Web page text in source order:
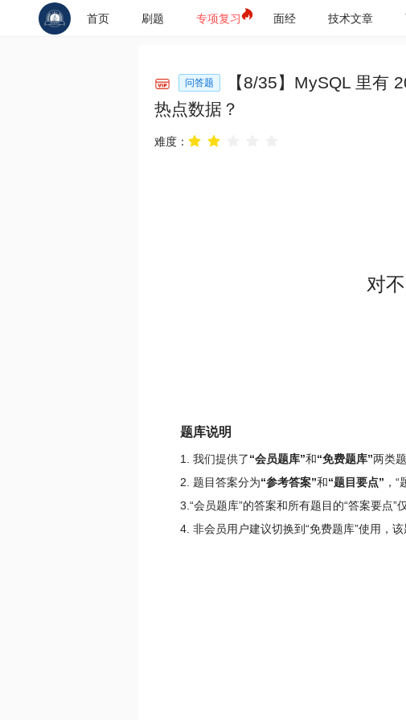
首页 刷题 专项复习 面经 技术文章
问答题 【8/35】 MySQL 里有
热点数据？
难度：
对
题库说明
1. 我们提供了“会员题库”和“免费题库”两类
2. 题目答案分为“参考答案”和“题目要点” ，
3.“会员题库”的答案和所有题目的“答案要点”
4. 非会员用户建议切换到“免费题库”使用，